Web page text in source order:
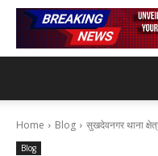
Home Blog सुखदेवनगर थाना
Blog